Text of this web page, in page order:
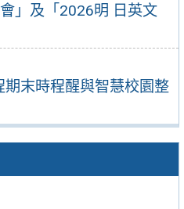
」及「2026明 日英文
末時程醒與智慧校園整